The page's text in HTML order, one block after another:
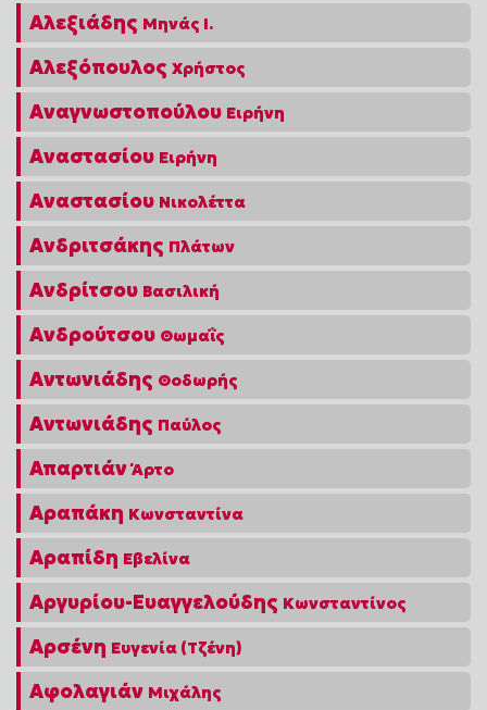
Αλεξιάδης Μηνάς Ι.
Αλεξόπουλος Χρήστος
Αναγνωστοπούλου Ειρήνη
Αναστασίου Ειρήνη
Αναστασίου Νικολέττα
Ανδριτσάκης Πλάτων
Ανδρίτσου Βασιλική
Ανδρούτσου Θωμαΐς
Αντωνιάδης Θοδωρής
Αντωνιάδης Παύλος
Απαρτιάν Άρτο
Αραπάκη Κωνσταντίνα
Αραπίδη Εβελίνα
Αργυρίου-Ευαγγελούδης Κωνσταντίνος
Αρσένη Ευγενία (Τζένη)
Αφολαγιάν Μιχάλης